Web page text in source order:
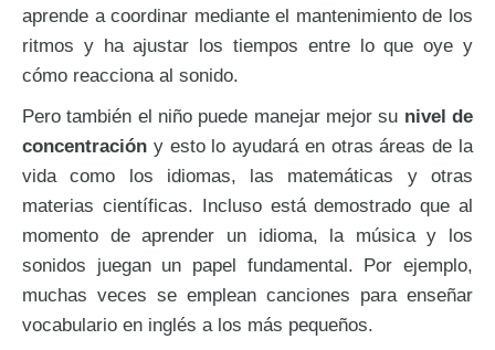
aprende a coordinar mediante el mantenimiento de los
ritmos y ha ajustar los tiempos entre lo que oye y
cómo reacciona al sonido.
Pero también el niño puede manejar mejor su nivel de
concentración y esto lo ayudará en otras áreas de la
vida como los idiomas, las matemáticas y otras
materias científicas. Incluso está demostrado que al
momento de aprender un idioma, la música y los
sonidos juegan un papel fundamental. Por ejemplo,
muchas veces se emplean canciones para enseñar
vocabulario en inglés a los más pequeños.